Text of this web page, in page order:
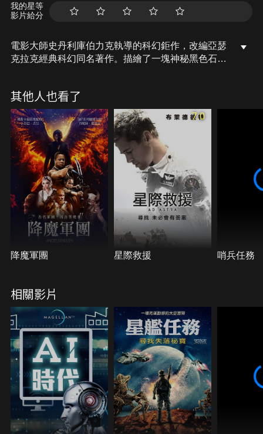
我的星等
影片給分
電影大師史丹利庫伯力克執導的科幻鉅作，改編亞瑟
克拉克經典科幻同名著作。描繪了一塊神秘黑色石
其他人也看了
降魔軍團
7.0
星際救援 哨兵任務
相關影片